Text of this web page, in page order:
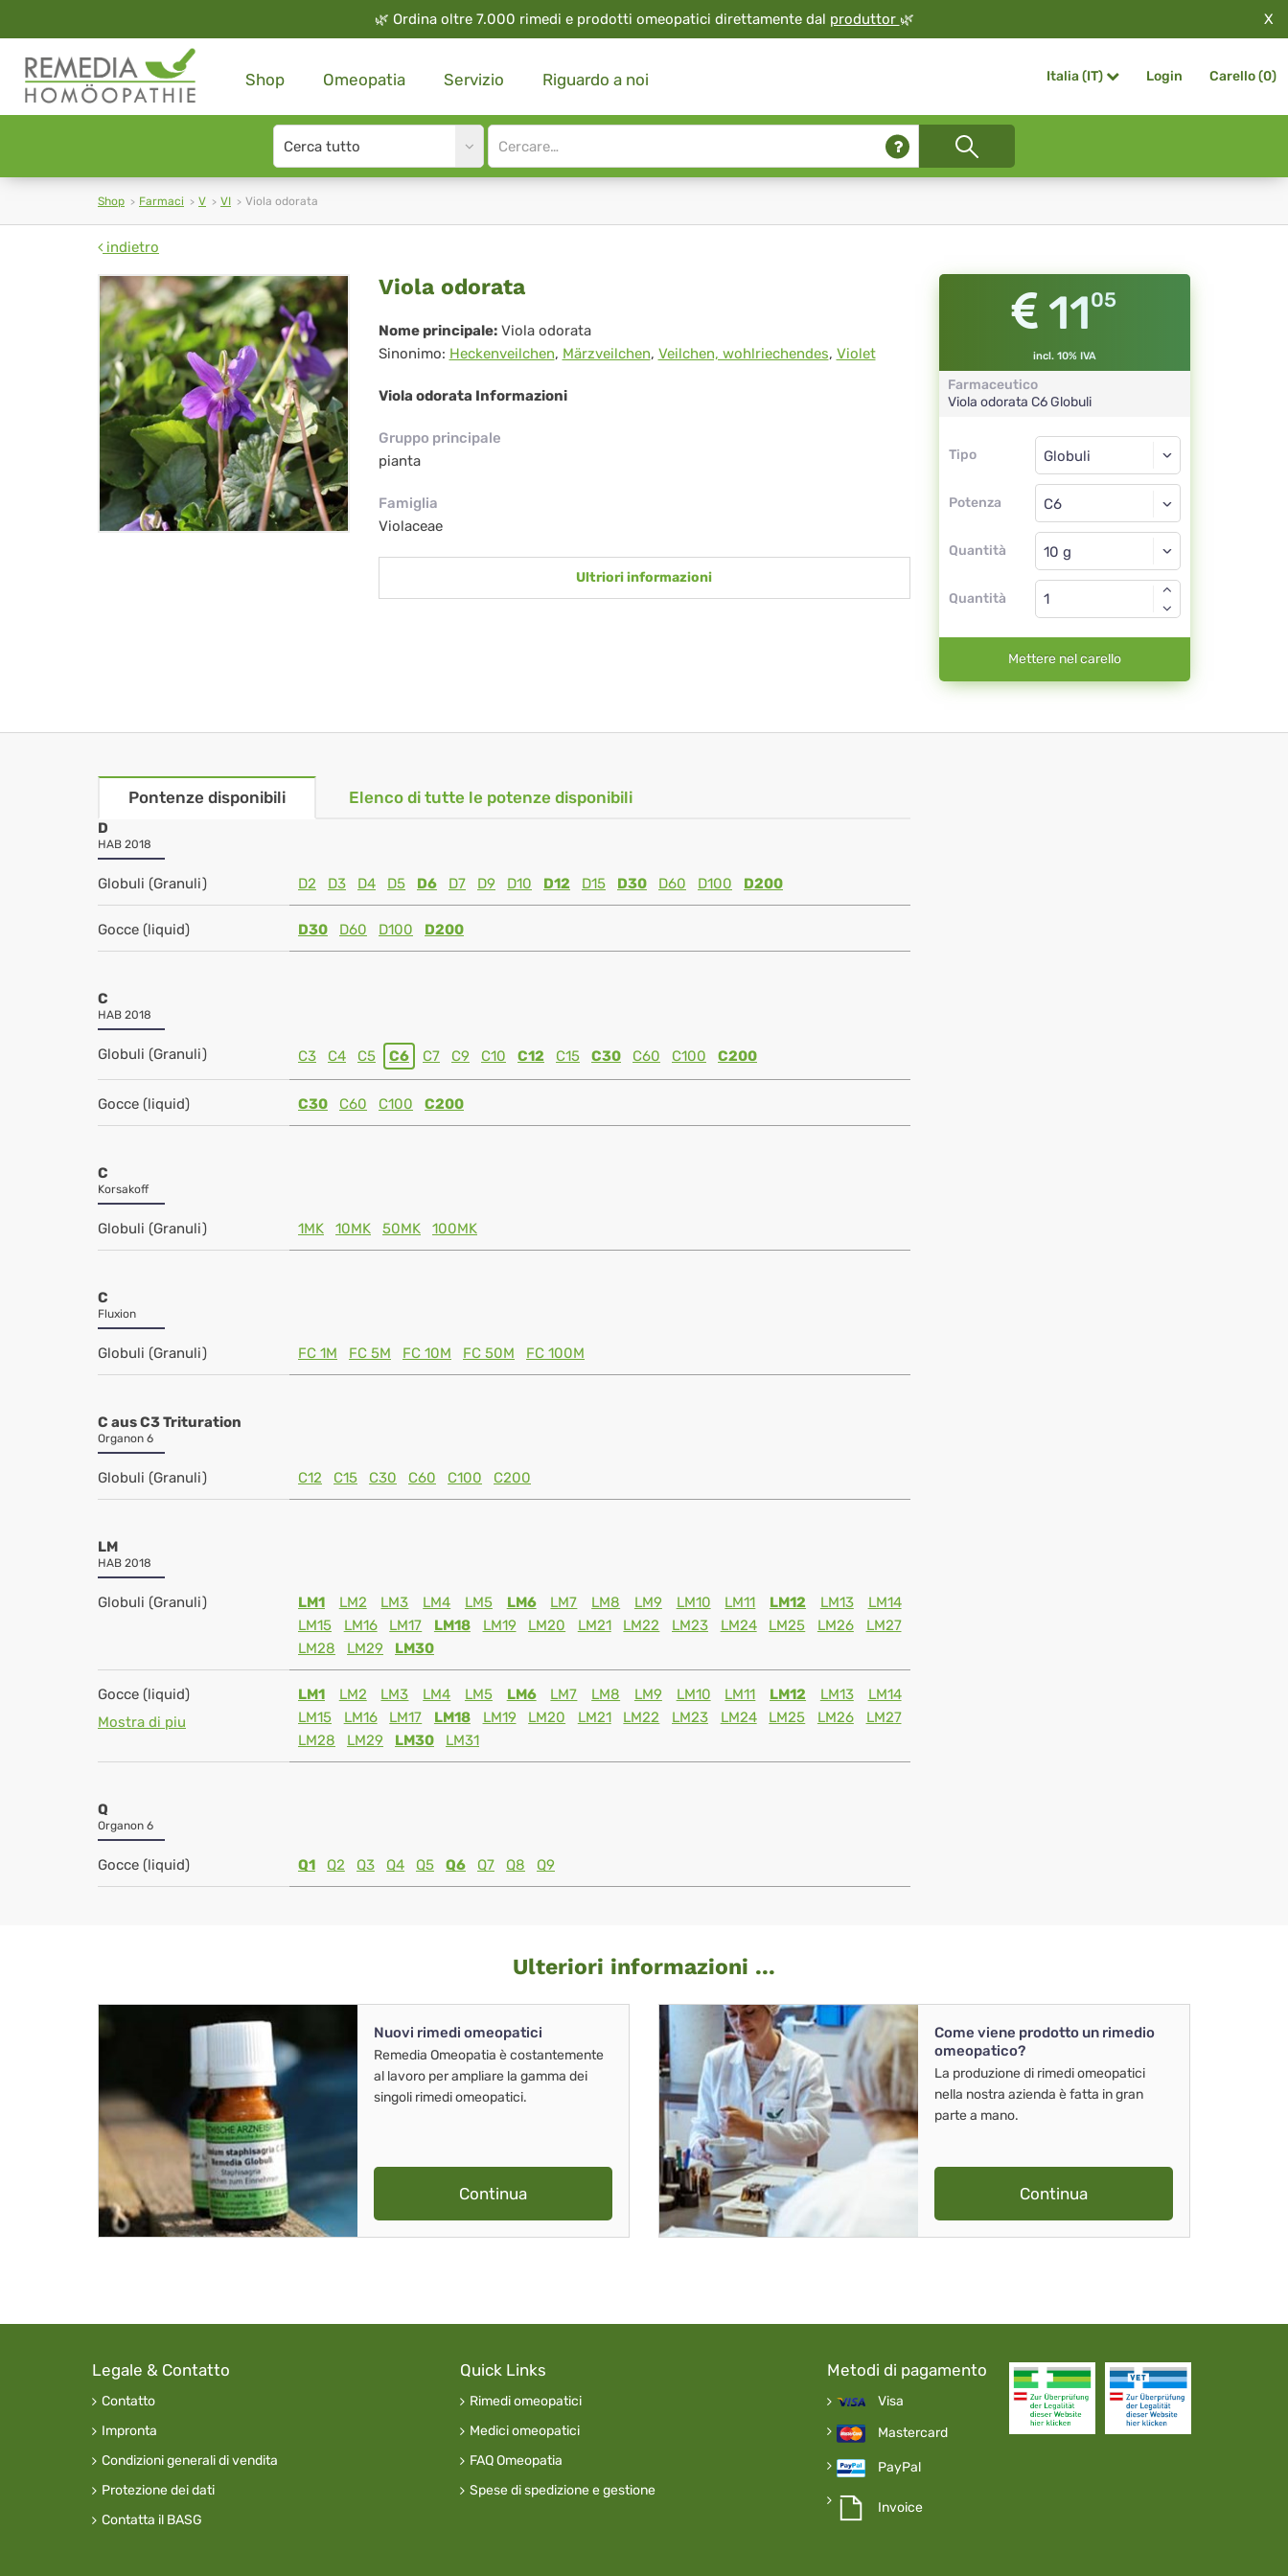
🌿 Ordina oltre 7.000 rimedi e prodotti omeopatici direttamente dal produttor 🌿 X
Shop Omeopatia Servizio Riguardo a noi Italia (IT) Login Carello (0)
Search
type
Site
search
Shop Farmaci V VI Viola odorata
indietro
Viola
odorata
Viola odorata
Nome principale: Viola odorata
Sinonimo: Heckenveilchen, Märzveilchen, Veilchen, wohlriechendes, Violet
Viola odorata Informazioni
Gruppo principale
pianta
Famiglia
Violaceae
Ultriori informazioni
1105
incl. 10% IVA
Farmaceutico
Viola odorata C6 Globuli
Tipo
Tipo
Potenza
Globuli
C6
Quantità
Globuli
Quantità
Mettere nel carello
Pontenze disponibili Elenco di tutte le potenze disponibili
D
HAB 2018
Globuli (Granuli) D2 D3 D4 D5 D6 D7 D9 D10 D12 D15 D30 D60 D100 D200
Gocce (liquid) D30 D60 D100 D200
C
HAB 2018
Globuli (Granuli) C3 C4 C5 C6 C7 C9 C10 C12 C15 C30 C60 C100 C200
Gocce (liquid) C30 C60 C100 C200
C
Korsakoff
Globuli (Granuli) 1MK 10MK 50MK 100MK
C
Fluxion
Globuli (Granuli) FC 1M FC 5M FC 10M FC 50M FC 100M
C aus C3 Trituration
Organon 6
Globuli (Granuli) C12 C15 C30 C60 C100 C200
LM
HAB 2018
Globuli (Granuli) LM1 LM2 LM3 LM4 LM5 LM6 LM7 LM8 LM9 LM10 LM11 LM12 LM13
LM14
LM15
LM16 LM17 LM18 LM19 LM20 LM21 LM22 LM23 LM24 LM25 LM26
LM27
LM28
LM29 LM30
Gocce (liquid)
Mostra di piu
LM1 LM2 LM3 LM4 LM5 LM6 LM7 LM8 LM9 LM10 LM11 LM12 LM13
LM14
LM15
LM16 LM17 LM18 LM19 LM20 LM21 LM22 LM23 LM24 LM25 LM26
LM27
LM28
LM29 LM30 LM31
Q
Organon 6
Gocce (liquid) Q1 Q2 Q3 Q4 Q5 Q6 Q7 Q8 Q9
Ulteriori informazioni ...
Nuovi rimedi omeopatici
Remedia Omeopatia è costantemente
al lavoro per ampliare la gamma dei
singoli rimedi omeopatici.
Continua
Come viene prodotto un rimedio
omeopatico?
La produzione di rimedi omeopatici
nella nostra azienda è fatta in gran
parte a mano.
Continua
Legale & Contatto
Contatto
Impronta
Condizioni generali di vendita
Protezione dei dati
Contatta il BASG
Quick Links
Rimedi omeopatici
Medici omeopatici
FAQ Omeopatia
Spese di spedizione e gestione
Metodi di pagamento
Visa
Mastercard
PayPal
Invoice